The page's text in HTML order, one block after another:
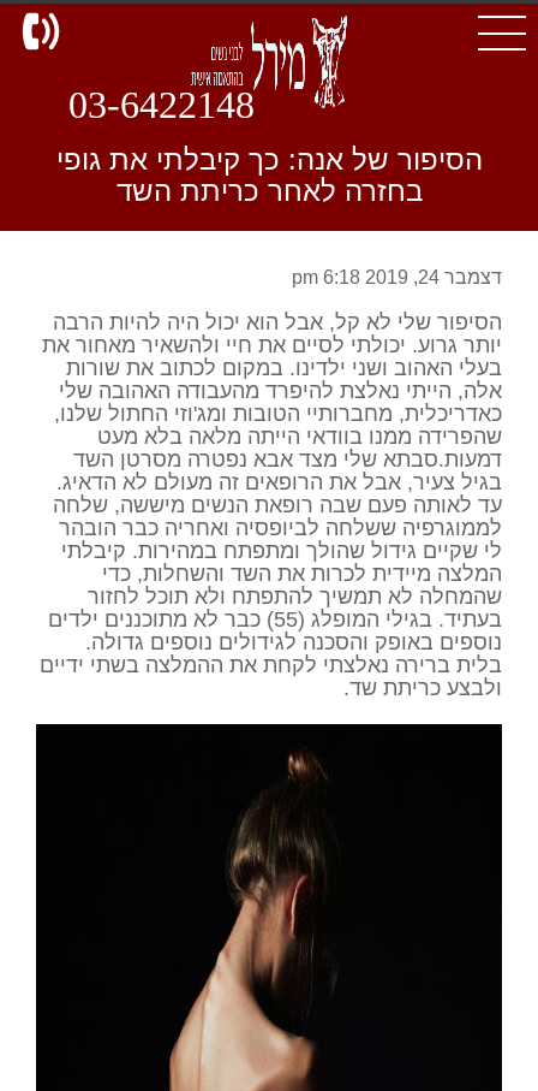
d
03-6422148
הסיפור של אנה: כך קיבלתי את גופי
בחזרה לאחר כריתת השד
דצמבר 24, 2019 6:18 pm
הסיפור שלי לא קל, אבל הוא יכול היה להיות הרבה
יותר גרוע. יכולתי לסיים את חיי ולהשאיר מאחור את
בעלי האהוב ושני ילדינו. במקום לכתוב את שורות
אלה, הייתי נאלצת להיפרד מהעבודה האהובה שלי
כאדריכלית, מחברותיי הטובות ומג'וזי החתול שלנו,
שהפרידה ממנו בוודאי הייתה מלאה בלא מעט
דמעות.סבתא שלי מצד אבא נפטרה מסרטן השד
בגיל צעיר, אבל את הרופאים זה מעולם לא הדאיג.
עד לאותה פעם שבה רופאת הנשים מיששה, שלחה
לממוגרפיה ששלחה לביופסיה ואחריה כבר הובהר
לי שקיים גידול שהולך ומתפתח במהירות. קיבלתי
המלצה מיידית לכרות את השד והשחלות, כדי
שהמחלה לא תמשיך להתפתח ולא תוכל לחזור
בעתיד. בגילי המופלג (55) כבר לא מתוכננים ילדים
נוספים באופק והסכנה לגידולים נוספים גדולה.
בלית ברירה נאלצתי לקחת את ההמלצה בשתי ידיים
ולבצע כריתת שד.